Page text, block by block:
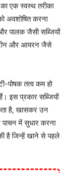
एक स्वस्थ तरीका
अवशोषित करना
पालक जैसी सब्जियों
और आयरन जैसे
तत्व कम हो
इस प्रकार सब्जियों
है, खासकर उन
पाचन में सुधार करना
है जिन्हें खाने से पहले